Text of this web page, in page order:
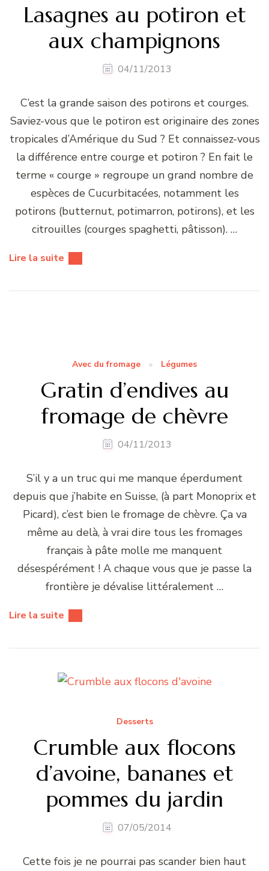
Lasagnes au potiron et
aux champignons
04/11/2013
C’est la grande saison des potirons et courges.
Saviez-vous que le potiron est originaire des zones
tropicales d’Amérique du Sud ? Et connaissez-vous
la différence entre courge et potiron ? En fait le
terme « courge » regroupe un grand nombre de
espèces de Cucurbitacées, notamment les
potirons (butternut, potimarron, potirons), et les
citrouilles (courges spaghetti, pâtisson). …
Lire la suite
Avec du fromage Légumes
Gratin d’endives au
fromage de chèvre
04/11/2013
S’il y a un truc qui me manque éperdument
depuis que j’habite en Suisse, (à part Monoprix et
Picard), c’est bien le fromage de chèvre. Ça va
même au delà, à vrai dire tous les fromages
français à pâte molle me manquent
désespérément ! A chaque vous que je passe la
frontière je dévalise littéralement …
Lire la suite
Desserts
Crumble aux flocons
d’avoine, bananes et
pommes du jardin
07/05/2014
Cette fois je ne pourrai pas scander bien haut